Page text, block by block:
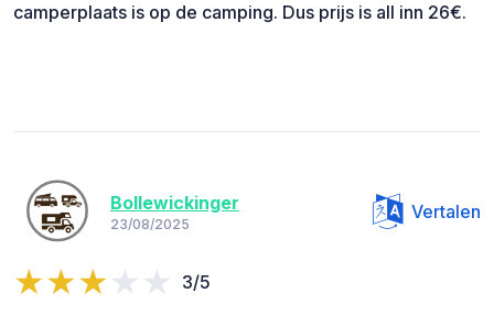
camperplaats is op de camping. Dus prijs is all inn 26€.
Bollewickinger
23/08/2025
Vertalen
3/5